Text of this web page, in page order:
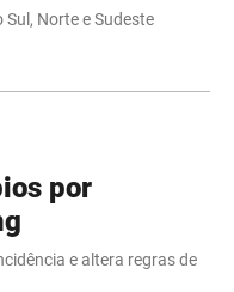
Norte e Sudeste
por
e altera regras de